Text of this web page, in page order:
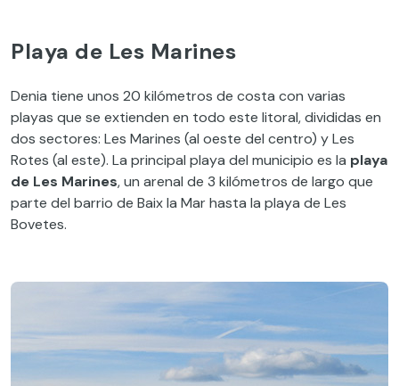
Playa de Les Marines
Denia tiene unos 20 kilómetros de costa con varias
playas que se extienden en todo este litoral, divididas en
dos sectores: Les Marines (al oeste del centro) y Les
Rotes (al este). La principal playa del municipio es la playa
de Les Marines, un arenal de 3 kilómetros de largo que
parte del barrio de Baix la Mar hasta la playa de Les
Bovetes.